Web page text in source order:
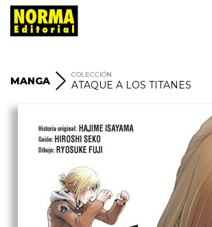
MANGA
COLECCIÓN
ATAQUE A LOS TITANES